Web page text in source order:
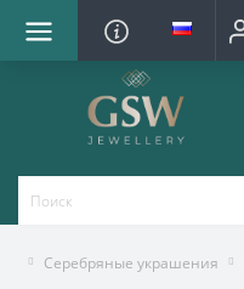
Серебряные украшения